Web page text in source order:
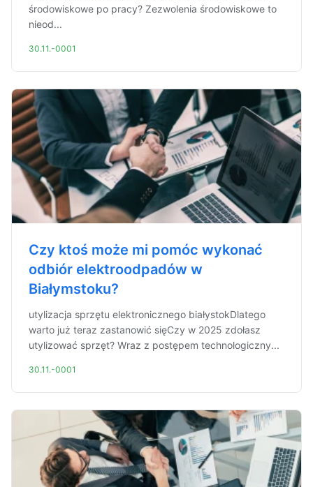
środowiskowe po pracy? Zezwolenia środowiskowe to
nieod...
30.11.-0001
Czy ktoś może mi pomóc wykonać
odbiór elektroodpadów w
Białymstoku?
utylizacja sprzętu elektronicznego białystokDlatego
warto już teraz zastanowić sięCzy w 2025 zdołasz
utylizować sprzęt? Wraz z postępem technologiczny...
30.11.-0001